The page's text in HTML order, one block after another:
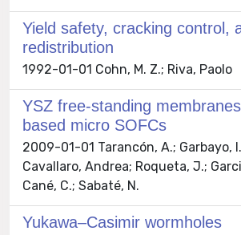
Yield safety, cracking control,
redistribution
1992-01-01 Cohn, M. Z.; Riva, Paolo
YSZ free-standing
based micro SOFCs
2009-01-01 Tarancón, A.; Garbayo,
Cavallaro, Andrea; Roqueta, J.;
Cané, C.; Sabaté, N.
Yukawa–Casimir wormholes